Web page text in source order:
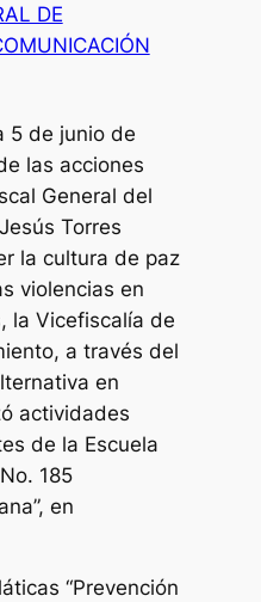
DE
5 de junio de
las acciones
General del
Torres
la cultura de paz
violencias en
la Vicefiscalía de
a través del
en
actividades
de la Escuela
185
en
“Prevención